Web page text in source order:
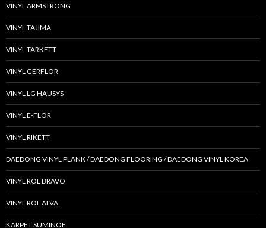
VINYL ARMSTRONG
VINYL TAJIMA
VINYL TARKETT
VINYL GERFLOR
VINYL LG HAUSYS
VINYL E-FLOR
VINYL RIKETT
DAEDONG VINYL PLANK / DAEDONG FLOORING / DAEDONG VINYL KOREA
VINYL ROL BRAVO
VINYL ROL ALVA
KARPET SUMINOE